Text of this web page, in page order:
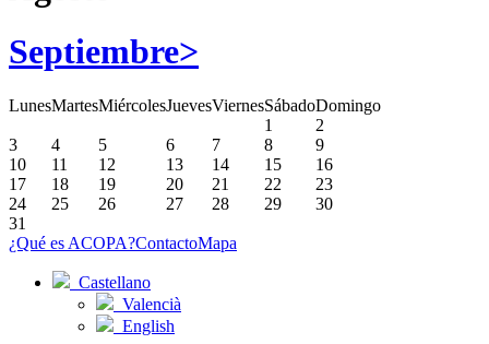
Septiembre>
LunesMartesMiércolesJuevesViernesSábadoDomingo
1
2
3
4 5 6 7 8
9
10
11 12 13 14 15
16
17
18 19 20 21 22
23
24
25 26 27 28 29
30
31
¿Qué es ACOPA?ContactoMapa
Castellano
Valencià
English